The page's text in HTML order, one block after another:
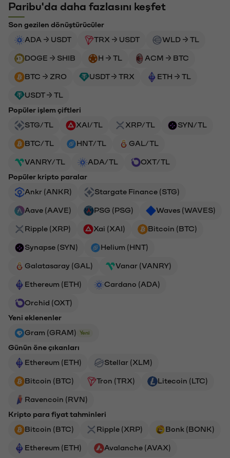
Paribu'da daha fazlasını keşfet
Son gezilen dönüştürücüler
ADA → USDT
TRX → USDT WLD → TL
DOGE → SHIB H → TL ACM → BTC
BTC → ZRO USDT → TRX ETH → TL
USDT → TL
Popüler işlem çiftleri
STG/TL
XAI/TL XRP/TL SYN/TL
BTC/TL HNT/TL GAL/TL
VANRY/TL ADA/TL
OXT/TL
Popüler kripto paralar
Ankr (ANKR)
Stargate Finance (STG)
Aave (AAVE) PSG (PSG) Waves (WAVES)
Ripple (XRP) Xai (XAI) Bitcoin (BTC)
Synapse (SYN) Helium (HNT)
Galatasaray (GAL) Vanar (VANRY)
Ethereum (ETH) Cardano (ADA)
Orchid (OXT)
Yeni eklenenler
Gram (GRAM)
Yeni
Günün öne çıkanları
Ethereum (ETH)
Stellar (XLM)
Bitcoin (BTC) Tron (TRX) Litecoin (LTC)
Ravencoin (RVN)
Kripto para fiyat tahminleri
Bitcoin (BTC)
Ripple (XRP) Bonk (BONK)
Ethereum (ETH) Avalanche (AVAX)